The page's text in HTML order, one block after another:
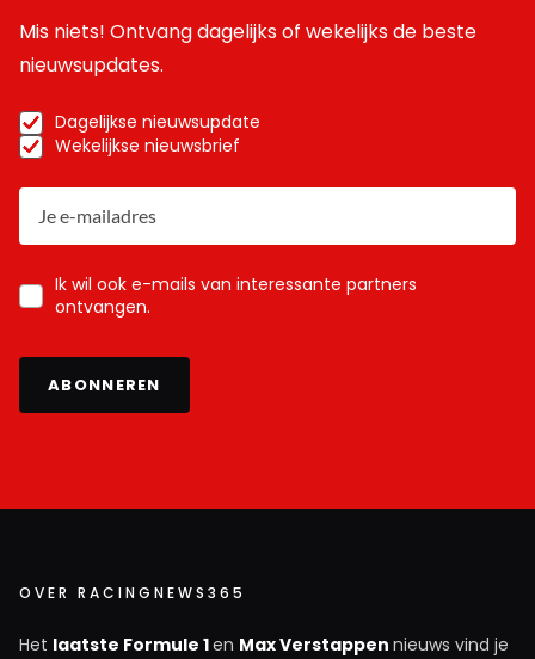
Mis niets! Ontvang dagelijks of wekelijks de beste
nieuwsupdates.
Dagelijkse nieuwsupdate
Wekelijkse nieuwsbrief
Ik wil ook e-mails van interessante partners
ontvangen.
ABONNEREN
OVER RACINGNEWS365
Het laatste Formule 1en Max Verstappen nieuws vind je